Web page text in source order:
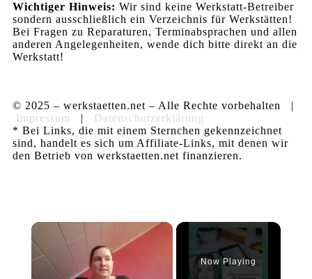
Wichtiger Hinweis: Wir sind keine Werkstatt-Betreiber
sondern ausschließlich ein Verzeichnis für Werkstätten!
Bei Fragen zu Reparaturen, Terminabsprachen und allen
anderen Angelegenheiten, wende dich bitte direkt an die
Werkstatt!
© 2025 – werkstaetten.net – Alle Rechte vorbehalten |
Impressum
| Datenschutzerklärung
* Bei Links, die mit einem Sternchen gekennzeichnet
sind, handelt es sich um Affiliate-Links, mit denen wir
den Betrieb von werkstaetten.net finanzieren.
×
Now Playing